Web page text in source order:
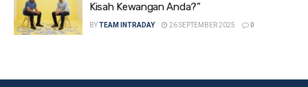
Kisah Kewangan Anda?”
BYTEAM INTRADAY 26 SEPTEMBER 2025 0